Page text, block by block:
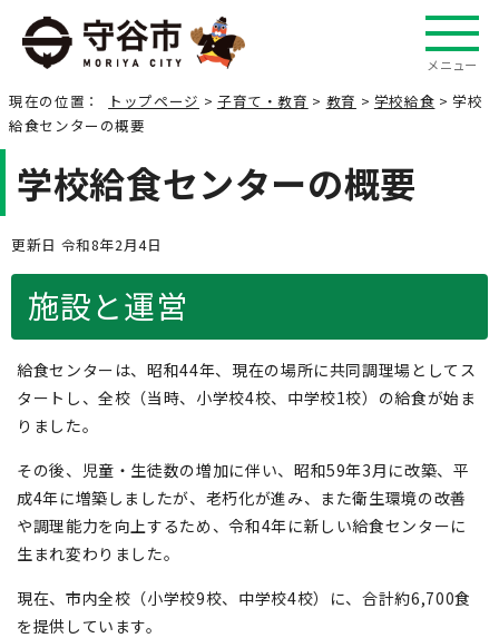
メニュー
現在の位置： トップページ > 子育て・教育 > 教育 > 学校給食 > 学校
給食センターの概要
学校給食センターの概要
更新日 令和8年2月4日
施設と運営
給食センターは、昭和44年、現在の場所に共同調理場としてス
タートし、全校（当時、小学校4校、中学校1校）の給食が始ま
りました。
その後、児童・生徒数の増加に伴い、昭和59年3月に改築、平
成4年に増築しましたが、老朽化が進み、また衛生環境の改善
や調理能力を向上するため、令和4年に新しい給食センターに
生まれ変わりました。
現在、市内全校（小学校9校、中学校4校）に、合計約6,700食
を提供しています。